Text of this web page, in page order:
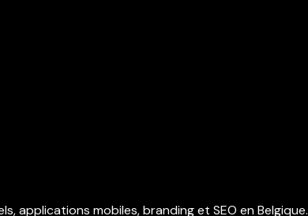
applications mobiles, branding et SEO en Belgique.